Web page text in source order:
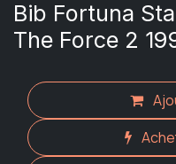
Bib Fortuna
The Force 2